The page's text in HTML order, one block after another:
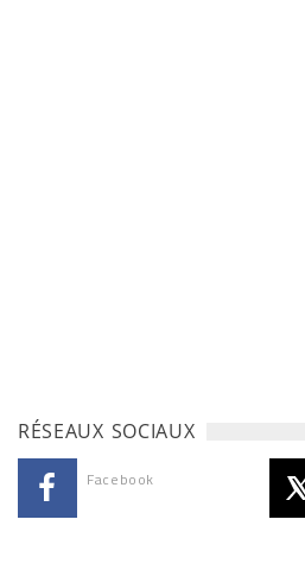
RÉSEAUX SOCIAUX
Facebook